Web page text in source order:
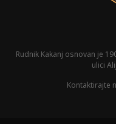
Rudnik Kakanj osnovan je
ulici
Kontaktirajte